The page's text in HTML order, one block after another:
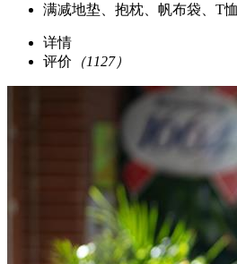
满减地垫、抱枕、帆布袋、T
详情
评价 （1127）